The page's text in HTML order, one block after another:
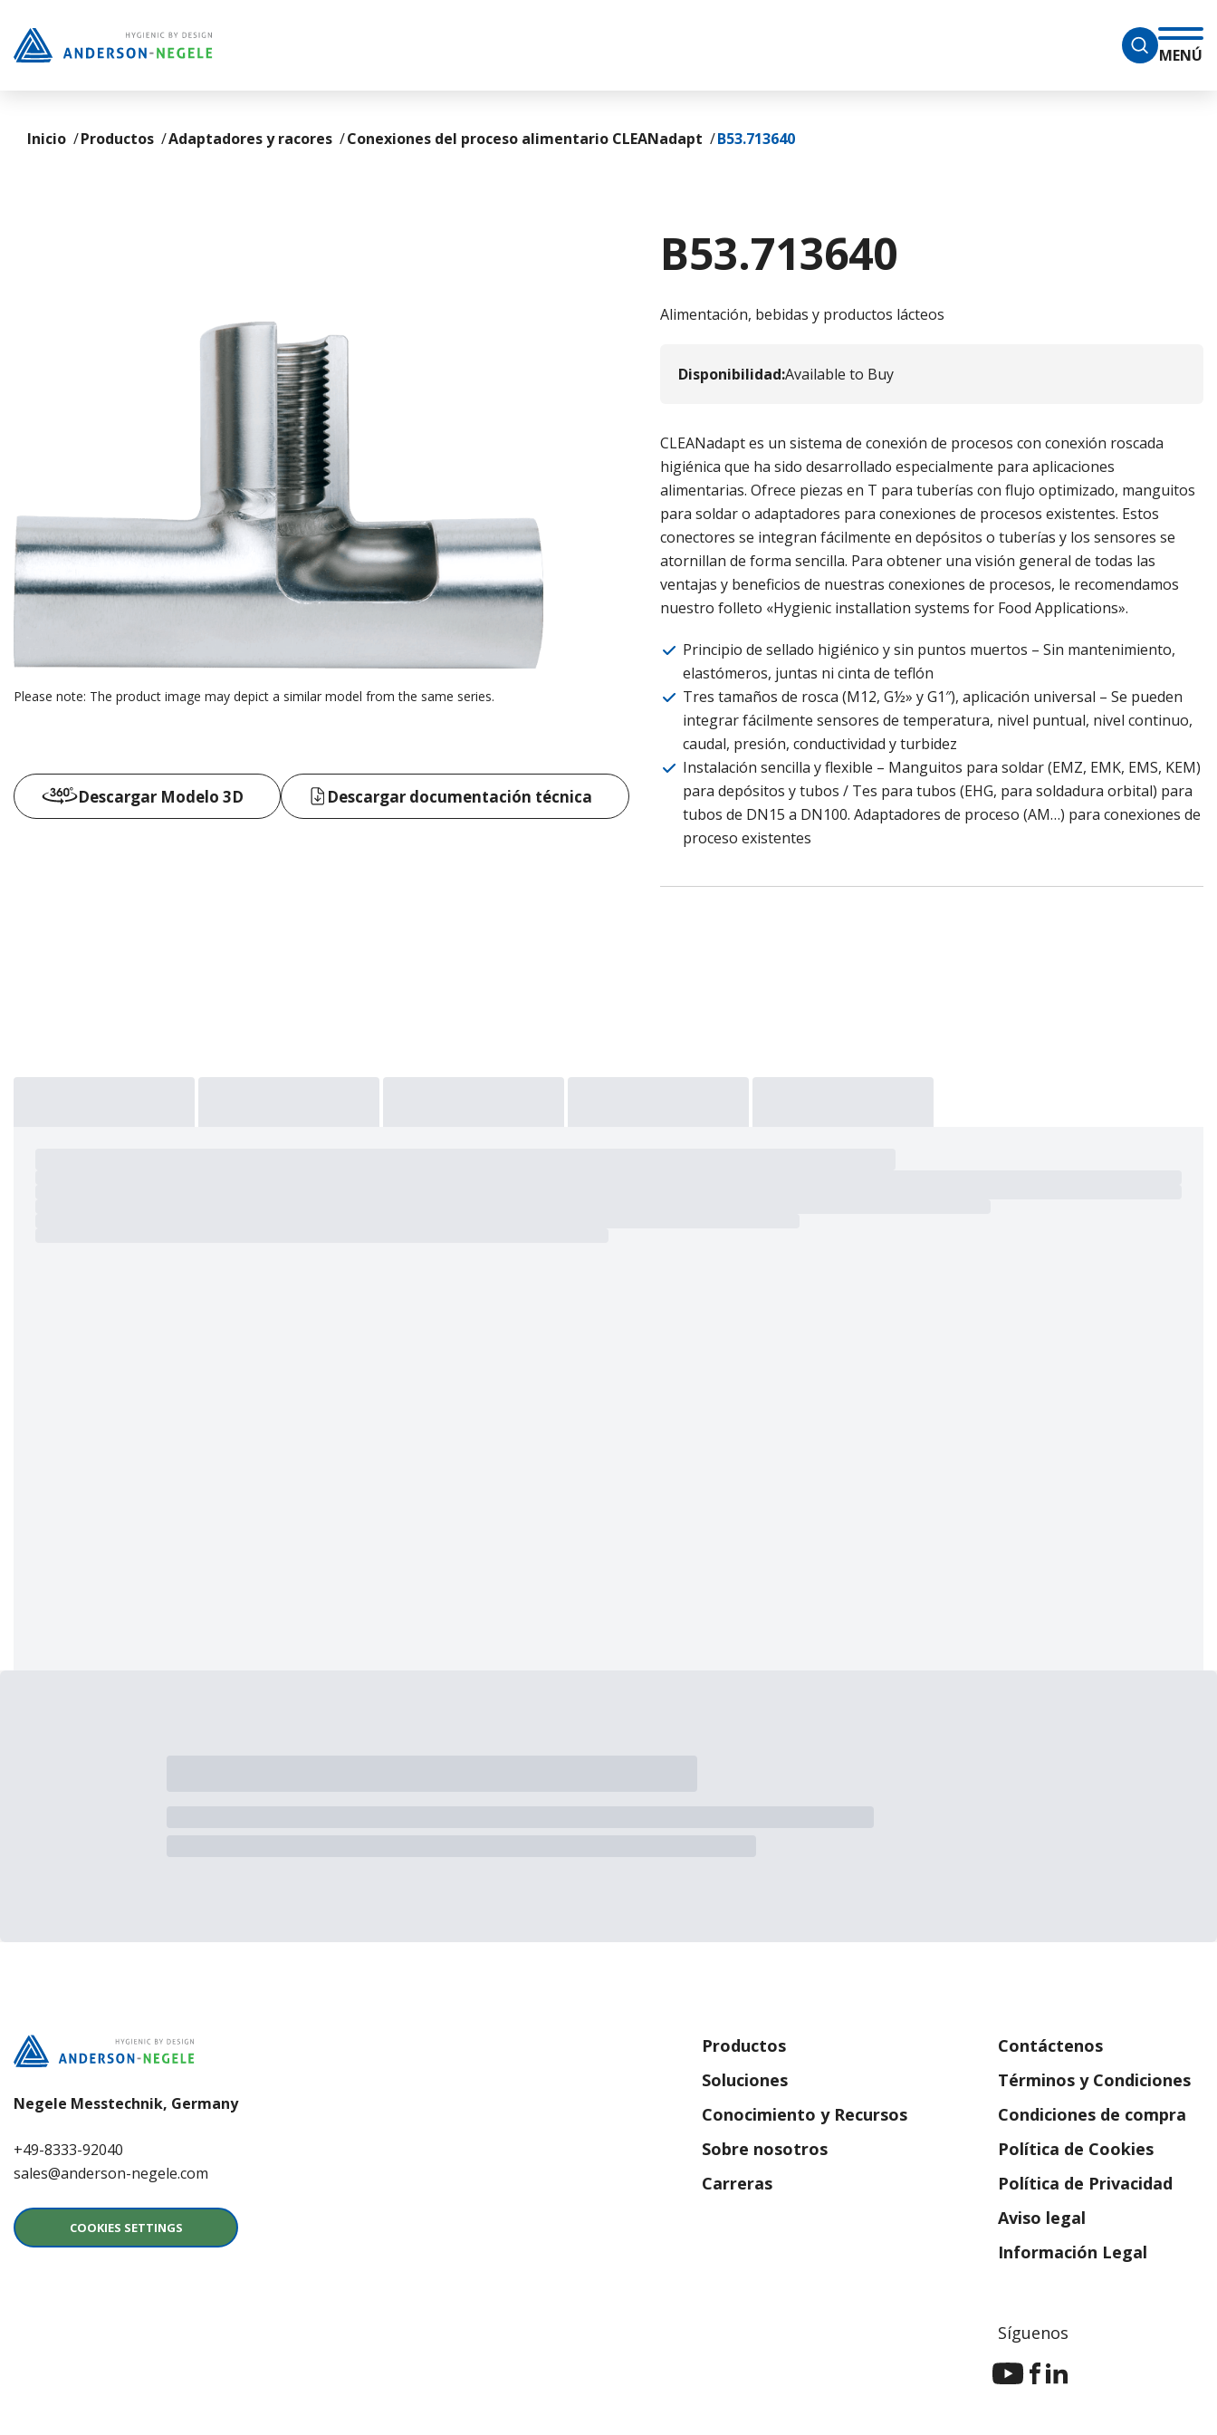
MENÚ
Inicio Productos Adaptadores y racores Conexiones del proceso alimentario CLEANadapt B53.713640
Please note: The product image may depict a similar model from the same series.
Descargar Modelo 3D Descargar documentación técnica
B53.713640
Alimentación, bebidas y productos lácteos
Disponibilidad:Available to Buy
CLEANadapt es un sistema de conexión de procesos con conexión roscada
higiénica que ha sido desarrollado especialmente para aplicaciones
alimentarias. Ofrece piezas en T para tuberías con flujo optimizado, manguitos
para soldar o adaptadores para conexiones de procesos existentes. Estos
conectores se integran fácilmente en depósitos o tuberías y los sensores se
atornillan de forma sencilla. Para obtener una visión general de todas las
ventajas y beneficios de nuestras conexiones de procesos, le recomendamos
nuestro folleto «Hygienic installation systems for Food Applications».
Principio de sellado higiénico y sin puntos muertos – Sin mantenimiento,
elastómeros, juntas ni cinta de teflón
Tres tamaños de rosca (M12, G½» y G1″), aplicación universal – Se pueden
integrar fácilmente sensores de temperatura, nivel puntual, nivel continuo,
caudal, presión, conductividad y turbidez
Instalación sencilla y flexible – Manguitos para soldar (EMZ, EMK, EMS, KEM)
para depósitos y tubos / Tes para tubos (EHG, para soldadura orbital) para
tubos de DN15 a DN100. Adaptadores de proceso (AM…) para conexiones de
proceso existentes
Negele Messtechnik, Germany
+49-8333-92040
sales@anderson-negele.com
COOKIES SETTINGS
Productos
Soluciones
Conocimiento y Recursos
Sobre nosotros
Carreras(se abre en una nueva ventana)
Contáctenos
Términos y Condiciones
Condiciones de compra
Política de Cookies
Política de Privacidad
Aviso legal
Información Legal
Síguenos